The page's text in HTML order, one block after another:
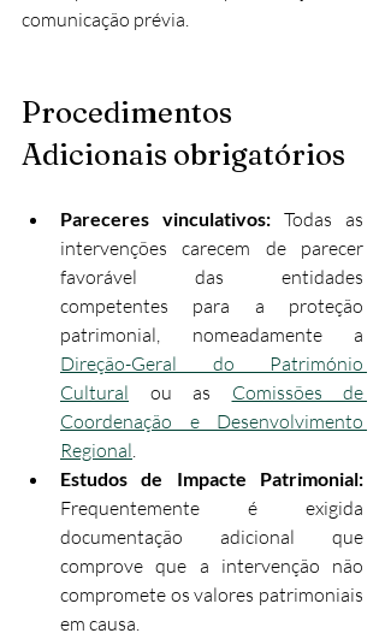
comunicação prévia.
Procedimentos
Adicionais obrigatórios
Pareceres vinculativos: Todas as
intervenções carecem de parecer
favorável das entidades
competentes para a proteção
Direção-Geral do Património
Cultural ou as Comissões de
Coordenação e Desenvolvimento
Regional.
Frequentemente é exigida
documentação adicional que
comprove que a intervenção não
compromete os valores patrimoniais
em causa.